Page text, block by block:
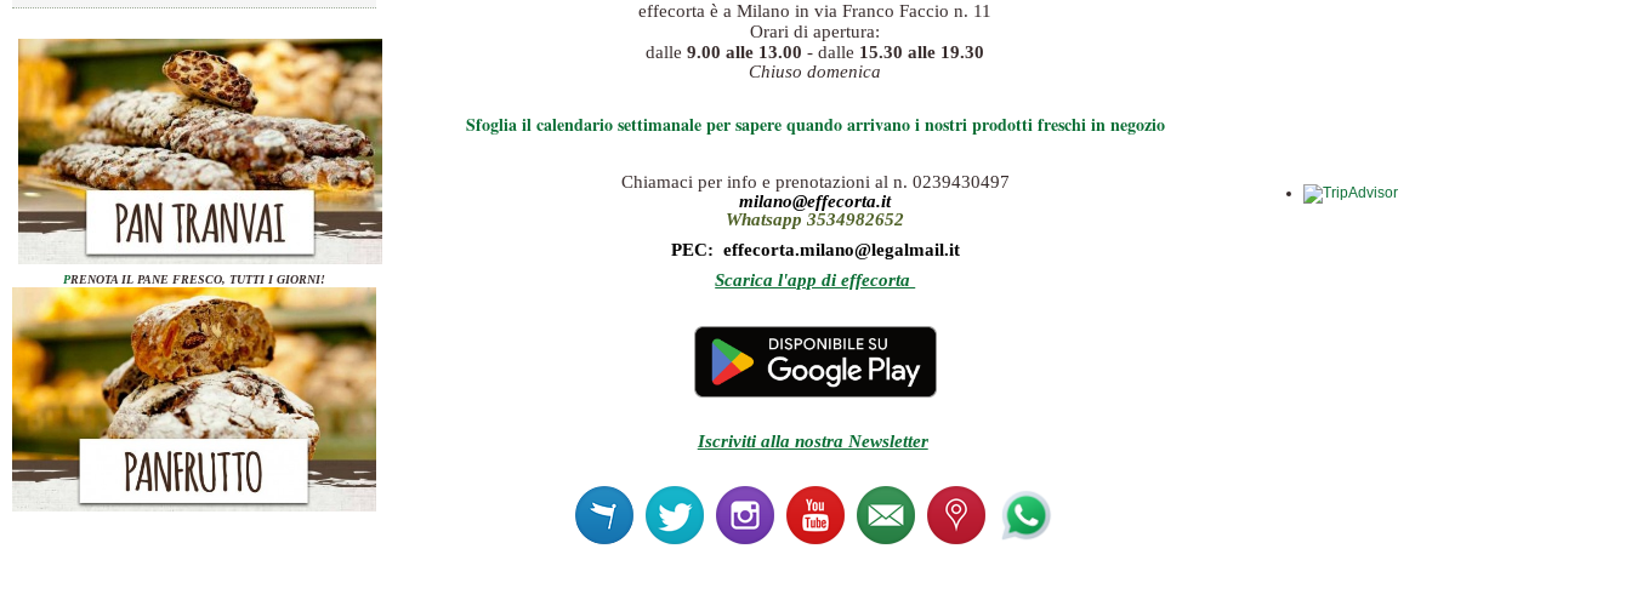
PRENOTA IL PANE FRESCO, TUTTI I GIORNI!
effecorta è a Milano in via Franco Faccio n. 11
Orari di apertura:
dalle9.00 alle 13.00 - dalle 15.30 alle 19.30
Chiuso domenica
Sfoglia il calendario settimanale per sapere quando arrivano i nostri prodotti freschi in negozio
Chiamaci per info e prenotazioni al n. 0239430497
milano@effecorta.it
Whatsapp 3534982652
PEC: effecorta.milano@legalmail.it
Scarica l'app di effecorta
Iscriviti alla nostra Newsletter